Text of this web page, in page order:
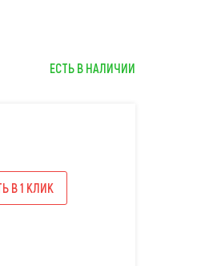
ЕСТЬ В НАЛИЧИИ
В 1 КЛИК